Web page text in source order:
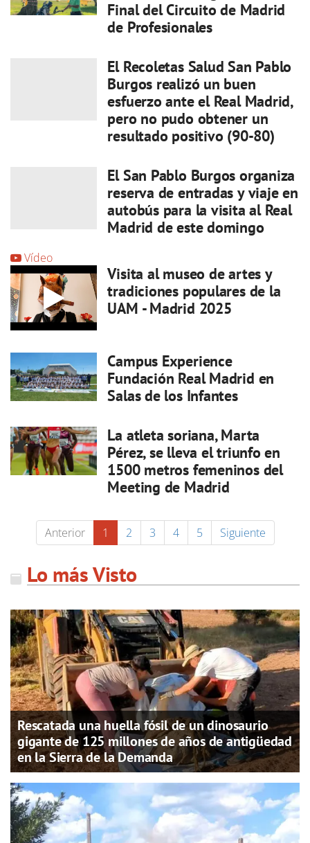
Final del Circuito de Madrid
de Profesionales
El Recoletas Salud San Pablo
Burgos realizó un buen
esfuerzo ante el Real Madrid,
pero no pudo obtener un
resultado positivo (90-80)
El San Pablo Burgos organiza
reserva de entradas y viaje en
autobús para la visita al Real
Madrid de este domingo
Vídeo
Visita al museo de artes y
tradiciones populares de la
UAM - Madrid 2025
Campus Experience
Fundación Real Madrid en
Salas de los Infantes
La atleta soriana, Marta
Pérez, se lleva el triunfo en
1500 metros femeninos del
Meeting de Madrid
Anterior 1 2 3 4 5 Siguiente
Lo más Visto
Rescatada una huella fósil de un dinosaurio
gigante de 125 millones de años de antigüedad
en la Sierra de la Demanda